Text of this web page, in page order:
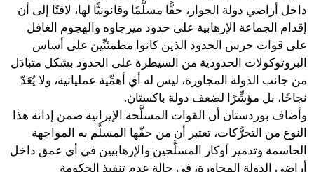
داخل أراضي دولة الجوار، حقًّا مسلَّمًا وقانونيًّا لها، لافتًا إلى أن
إقدام الجماعة الإرهابية على حدود ميرجاوه والهجوم الغافل
على قوات حرس الحدود الذين كانوا مطمئنِّين على أساس
البروتوكولات الحدودية من السيطرة على الحدود بشكل متبادَل
من جانب الدولة المجاورة، ليس له أي أهمِّية عملياتية، ولا يُعَدّ
نجاحًا، بل مؤشِّرًا لضعف دولة باكستان.
وأضاف بوردستان أن القوات المسلَّحة الإيرانية ضمن إدانة هذا
النوع من التحرُّكات، تعتبر أن من حقّها المسلَّم به المواجهة
الحاسمة وتدمير أوكار المسلَّحين والإرهابيين في أي عمق داخل
أراضي الدولة المجاورة، في حالة عدم تنفيذ الحكومة